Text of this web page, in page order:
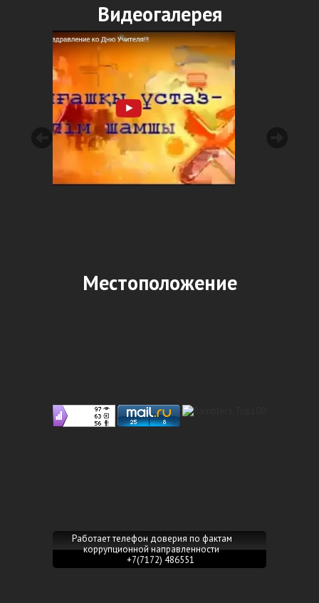
Видеогалерея
Местоположение
Работает телефон доверия по фактам
коррупционной направленности
+7(7172) 486551